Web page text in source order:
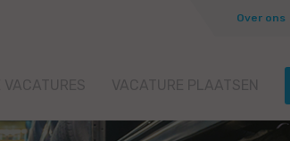
Over ons